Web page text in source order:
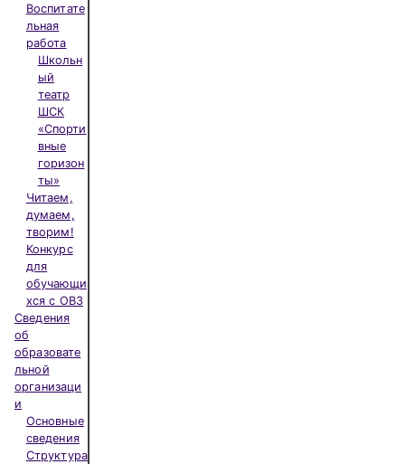
Воспитате
льная
работа
Школьн
ый
театр
ШСК
«Спорти
вные
горизон
ты»
Читаем,
думаем,
творим!
Конкурс
для
обучающи
хся с ОВЗ
Сведения
об
образовате
льной
организаци
и
Основные
сведения
Структура